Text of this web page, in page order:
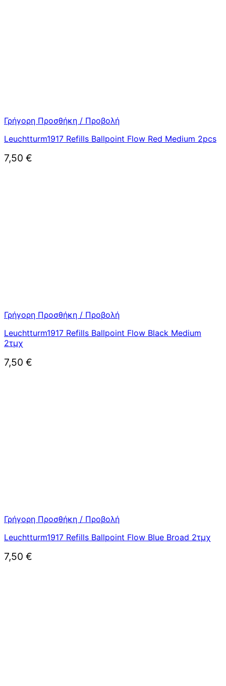
Γρήγορη Προσθήκη / Προβολή
Leuchtturm1917 Refills Ballpoint Flow Red Medium 2pcs
7,50 €
Γρήγορη Προσθήκη / Προβολή
Leuchtturm1917 Refills Ballpoint Flow Black Medium
2τμχ
7,50 €
Γρήγορη Προσθήκη / Προβολή
Leuchtturm1917 Refills Ballpoint Flow Blue Broad 2τμχ
7,50 €